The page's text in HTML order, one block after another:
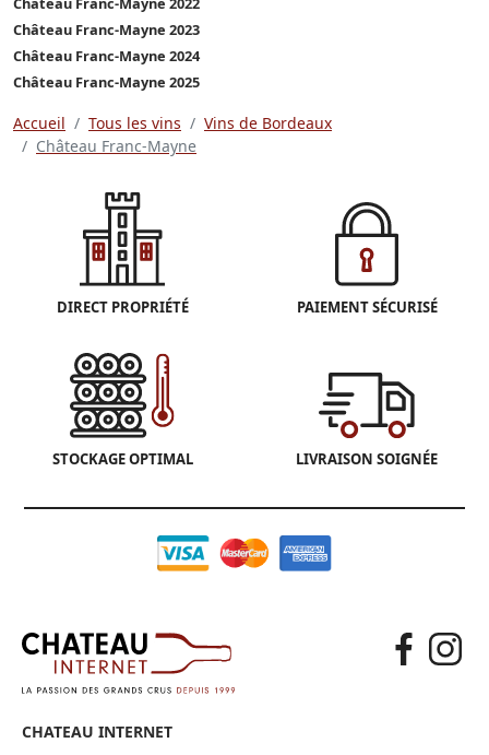
Château Franc-Mayne 2023
Château Franc-Mayne 2024
Château Franc-Mayne 2025
Accueil Tous les vins
Vins de Bordeaux
Château Franc-Mayne
DIRECT PROPRIÉTÉ PAIEMENT SÉCURISÉ
STOCKAGE OPTIMAL LIVRAISON SOIGNÉE
CHATEAU INTERNET